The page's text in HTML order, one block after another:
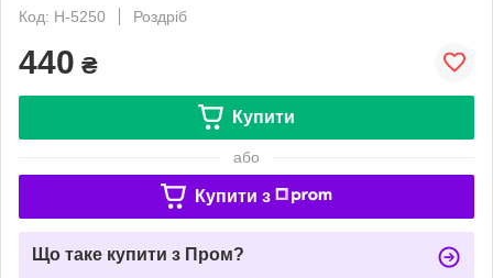
Код: Н-5250
Роздріб
440 ₴
Купити
або
Купити з
Що таке купити з Пром?